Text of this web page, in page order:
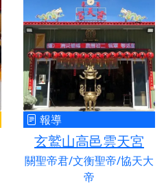
報導
玄鷲山高邑雲天宮
關聖帝君/文衡聖帝/協天大
帝